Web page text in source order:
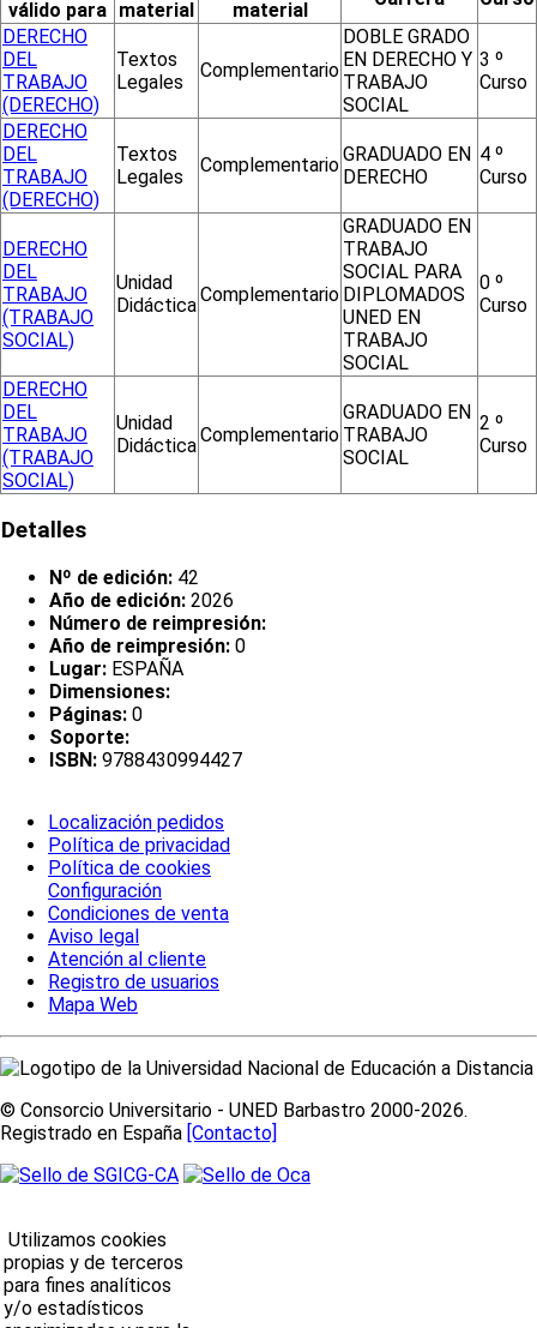
válido para material
material
DERECHO
DEL
TRABAJO
(DERECHO)
Textos
Legales
Complementario
DOBLE GRADO
EN DERECHO Y
TRABAJO
SOCIAL
3 º
Curso
DERECHO
DEL
TRABAJO
(DERECHO)
Textos
Legales
ComplementarioGRADUADO EN
DERECHO
4 º
Curso
DERECHO
DEL
TRABAJO
(TRABAJO
SOCIAL)
Unidad
DidácticaComplementario
GRADUADO EN
TRABAJO
SOCIAL PARA
DIPLOMADOS
UNED EN
TRABAJO
SOCIAL
0 º
Curso
DERECHO
DEL
TRABAJO
(TRABAJO
SOCIAL)
Unidad
DidácticaComplementario
GRADUADO EN
TRABAJO
SOCIAL
2 º
Curso
Detalles
Nº de edición: 42
Año de edición: 2026
Número de reimpresión:
Año de reimpresión: 0
Lugar: ESPAÑA
Dimensiones:
Páginas: 0
Soporte:
ISBN: 9788430994427
Localización pedidos
Política de privacidad
Política de cookies
Configuración
Condiciones de venta
Aviso legal
Atención al cliente
Registro de usuarios
Mapa Web
© Consorcio Universitario - UNED Barbastro 2000-2026.
Registrado en España [Contacto]
Utilizamos cookies
propias y de terceros
para fines analíticos
y/o estadísticos